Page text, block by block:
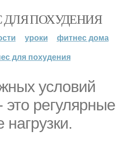
ПОХУДЕНИЯ
уроки
фитнес дома
для похудения
условий
это регулярные